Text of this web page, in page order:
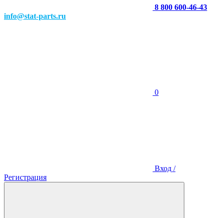
8 800 600-46-43
info@stat-parts.ru
0
Вход /
Регистрация